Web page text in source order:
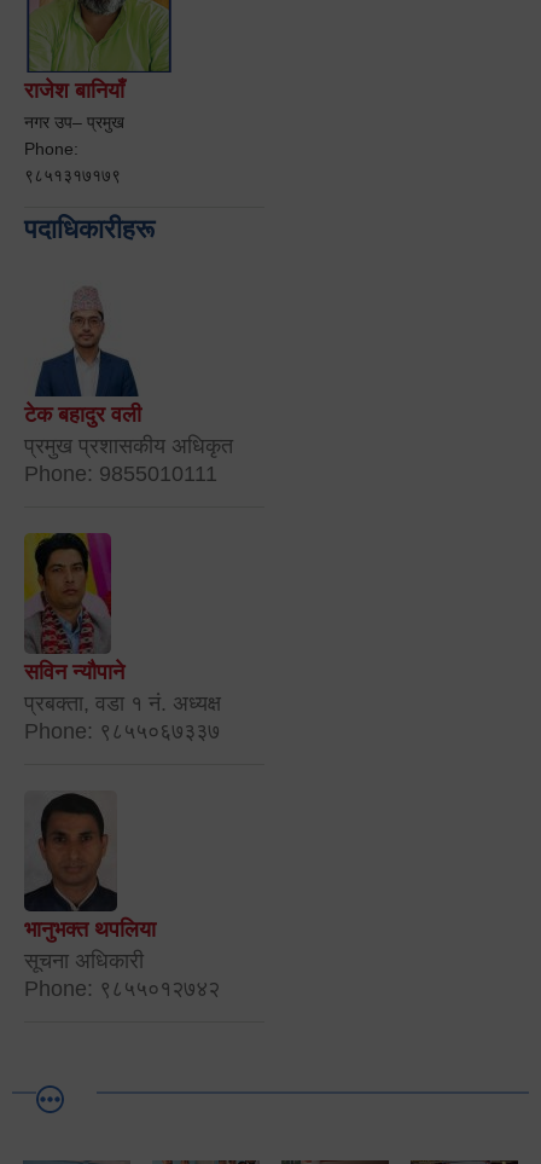
राजेश बानियाँ
नगर उप– प्रमुख
Phone:
९८५१३१७१७९
पदाधिकारीहरू
टेक बहादुर वली
प्रमुख प्रशासकीय अधिकृत
Phone: 9855010111
सविन न्यौपाने
प्रबक्ता, वडा १ नं. अध्यक्ष
Phone: ९८५५०६७३३७
भानुभक्त थपलिया
सूचना अधिकारी
Phone: ९८५५०१२७४२